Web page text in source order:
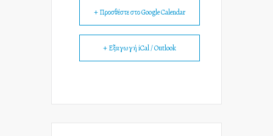
+ Προσθέστε στο Google Calendar
+ Εξαγωγή iCal / Outlook